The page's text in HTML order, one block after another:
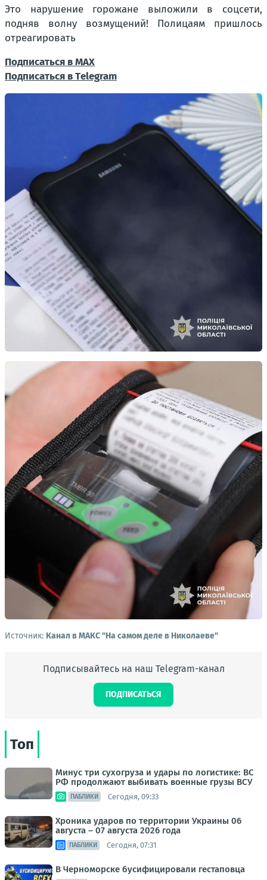
Это нарушение горожане выложили в соцсети,
подняв волну возмущений! Полицаям пришлось
отреагировать
Подписаться в МАХ
Подписаться в Тelegram
Источник: Канал в МАКС "На самом деле в Николаеве"
Подписывайтесь на наш Telegram-канал
ПОДПИСАТЬСЯ
Топ
Минус три сухогруза и удары по логистике: ВС
РФ продолжают выбивать военные грузы ВСУ
ПАБЛИКИ Сегодня, 09:33
Хроника ударов по территории Украины 06
августа – 07 августа 2026 года
ПАБЛИКИ Сегодня, 07:31
В Черноморске бусифицировали гестаповца